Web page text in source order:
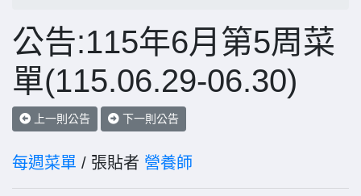
公告:115年6月第5周菜
單(115.06.29-06.30)
上一則公告 下一則公告
每週菜單 / 張貼者 營養師